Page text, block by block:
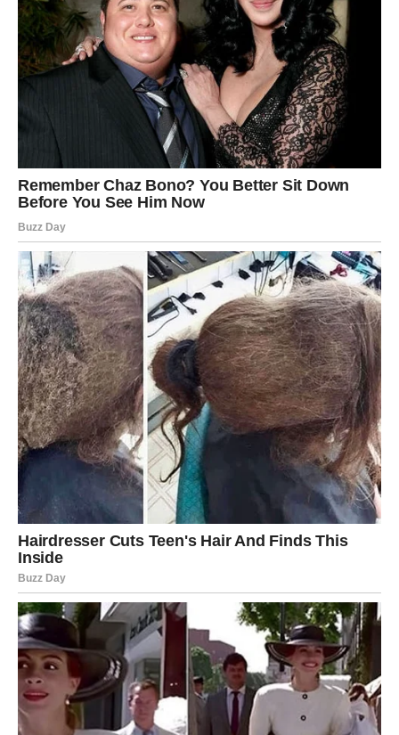
dugo držali na distanci.
Drugi će se suočiti sa istinom da nisu bili jedini. Da su
pogrešno procenili situaciju. Da su dali srce nekome ko
nije bio spreman da ga čuva.
I to će boleti.
Ali i to ima svoju svrhu.
Jer ova noć vas uči jednoj važnoj lekciji: prava snaga nije
u kontroli – već u sposobnosti da budete iskreni prema
sebi i svojim emocijama.
Ako uspete da prevaziđete svoj ponos i da reagujete
srcem, pred vama je nova šansa za ljubav kakvu niste
imali do sada.